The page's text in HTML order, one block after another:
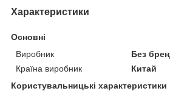
Характеристики
Основні
Виробник
Без
Країна виробник
Китай
Користувальницькі характеристики